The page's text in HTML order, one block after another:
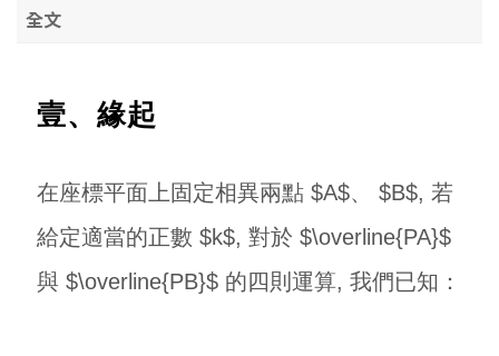
全文
壹、緣起
在座標平面上固定相異兩點 $A$、 $B$, 若
給定適當的正數 $k$, 對於 $\overline{PA}$
與 $\overline{PB}$ 的四則運算, 我們已知：